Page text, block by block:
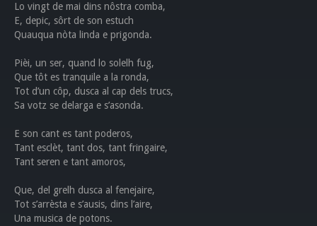
Lo vingt de mai dins nôstra comba,
E, depic, sôrt de son estuch
Quauqua nòta linda e prigonda.
Pièi, un ser, quand lo solelh fug,
Que tôt es tranquile a la ronda,
Tot d’un côp, dusca al cap dels trucs,
Sa votz se delarga e s’asonda.
E son cant es tant poderos,
Tant esclèt, tant dos, tant fringaire,
Tant seren e tant amoros,
Que, del grelh dusca al fenejaire,
Tot s’arrèsta e s’ausis, dins l’aire,
Una musica de potons.